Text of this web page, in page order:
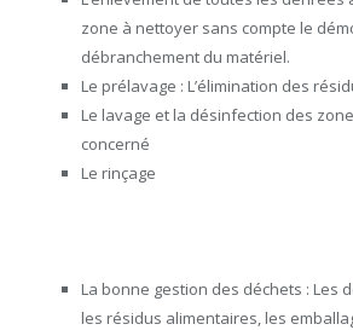
zone à nettoyer sans compte le
débranchement du matériel.
Le prélavage : L’élimination des
Le lavage et la désinfection des
concerné
Le rinçage
La bonne gestion des déchets : Les
les résidus alimentaires, les